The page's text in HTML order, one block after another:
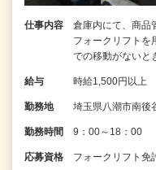
仕事内容
倉庫内にて、商品
フォークリフトを
での移動がないと
給与 時給1,500円以上
勤務地 埼玉県八潮市南後
勤務時間 9：00～18：00
応募資格 フォークリフト免